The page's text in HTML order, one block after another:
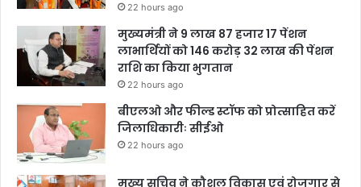
22 hours ago
मुख्यमंत्री ने 9 लाख 87 हजार 17 पेंशन
लाभार्थियों को 146 करोड़ 32 लाख की पेंशन
राशि का किया भुगतान
22 hours ago
बीएलओ और फील्ड स्टॉफ को प्रोत्साहित करें
जिलाधिकारीः सीईओ
22 hours ago
मुख्य सचिव ने कौशल विकास एवं रोजगार से